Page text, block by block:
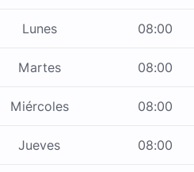
Lunes 08:00
Martes 08:00
Miércoles 08:00
Jueves 08:00